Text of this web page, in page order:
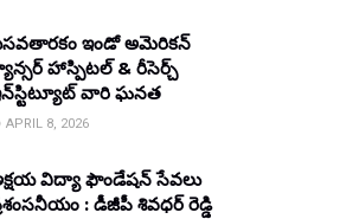
ఇండో అమెరికన్
హాస్పిటల్ & రీసెర్చ్
వారి ఘనత
APRIL 8, 2026
విద్యా ఫౌండేషన్ సేవలు
: డీజీపీ శివధర్ రెడ్డి